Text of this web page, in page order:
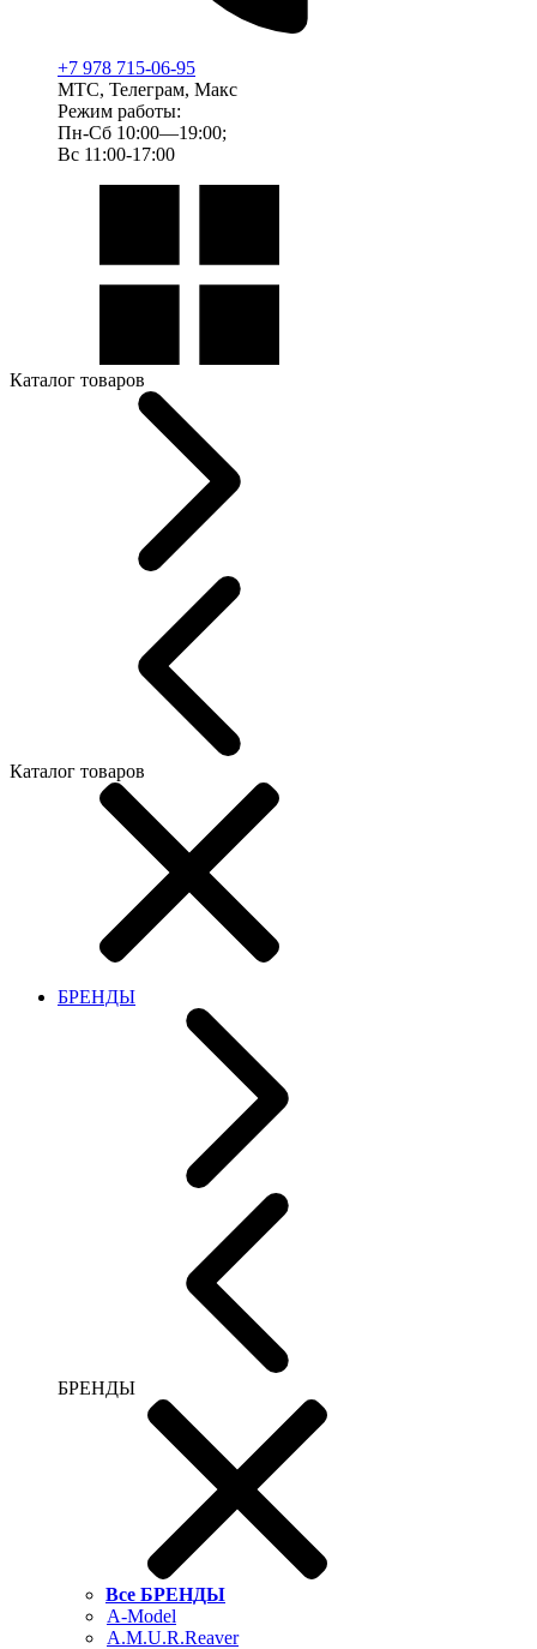
+7 978 715-06-95
МТС, Телеграм, Макс
Режим работы:
Пн-Сб 10:00—19:00;
Вс 11:00-17:00
Каталог товаров
Каталог товаров
БРЕНДЫ
БРЕНДЫ
Все БРЕНДЫ
A-Model
A.M.U.R.Reaver